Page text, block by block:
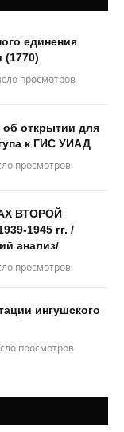
единения
(1770)
просмотров
открытии для
к ГИС УИАД
просмотров
ВТОРОЙ
1945 гг. /
анализ/
просмотров
ингушского
просмотров